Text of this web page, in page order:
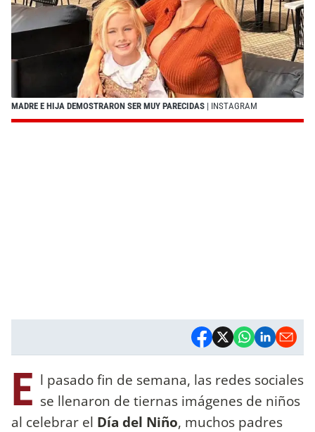
MADRE E HIJA DEMOSTRARON SER MUY PARECIDAS | INSTAGRAM
E l pasado fin de semana, las redes sociales
se llenaron de tiernas imágenes de niños
al celebrar el Día del Niño, muchos padres